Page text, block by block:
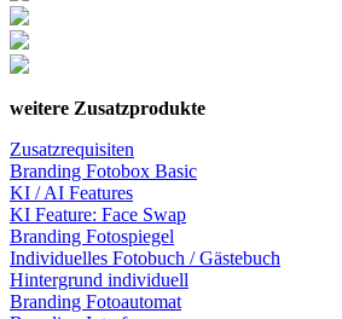
weitere Zusatzprodukte
Zusatzrequisiten
Branding Fotobox Basic
KI / AI Features
KI Feature: Face Swap
Branding Fotospiegel
Individuelles Fotobuch / Gästebuch
Hintergrund individuell
Branding Fotoautomat